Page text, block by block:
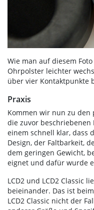
Wie man auf diesem
Ohrpolster leichter
über vier Kontaktpunkte
Praxis
Kommen wir nun zu den
die zuvor
einem schnell klar, dass
Design, der Faltbarkeit,
dem geringen Gewicht,
eignet und dafür wurde
LCD2 und LCD2 Classic
beieinander. Das ist
LCD2 Classic nicht der